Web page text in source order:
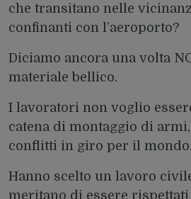
che transitano nelle
confinanti con l’aeroporto?
Diciamo ancora una volta
materiale bellico.
I lavoratori non voglio
catena di montaggio di
conflitti in giro per il mondo.
Hanno scelto un lavoro
meritano di essere rispettati